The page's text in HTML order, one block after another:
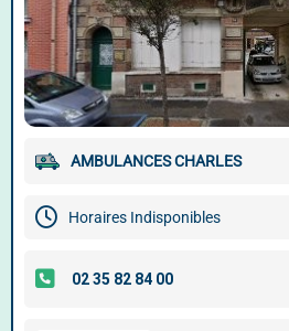
AMBULANCES CHARLES
Horaires Indisponibles